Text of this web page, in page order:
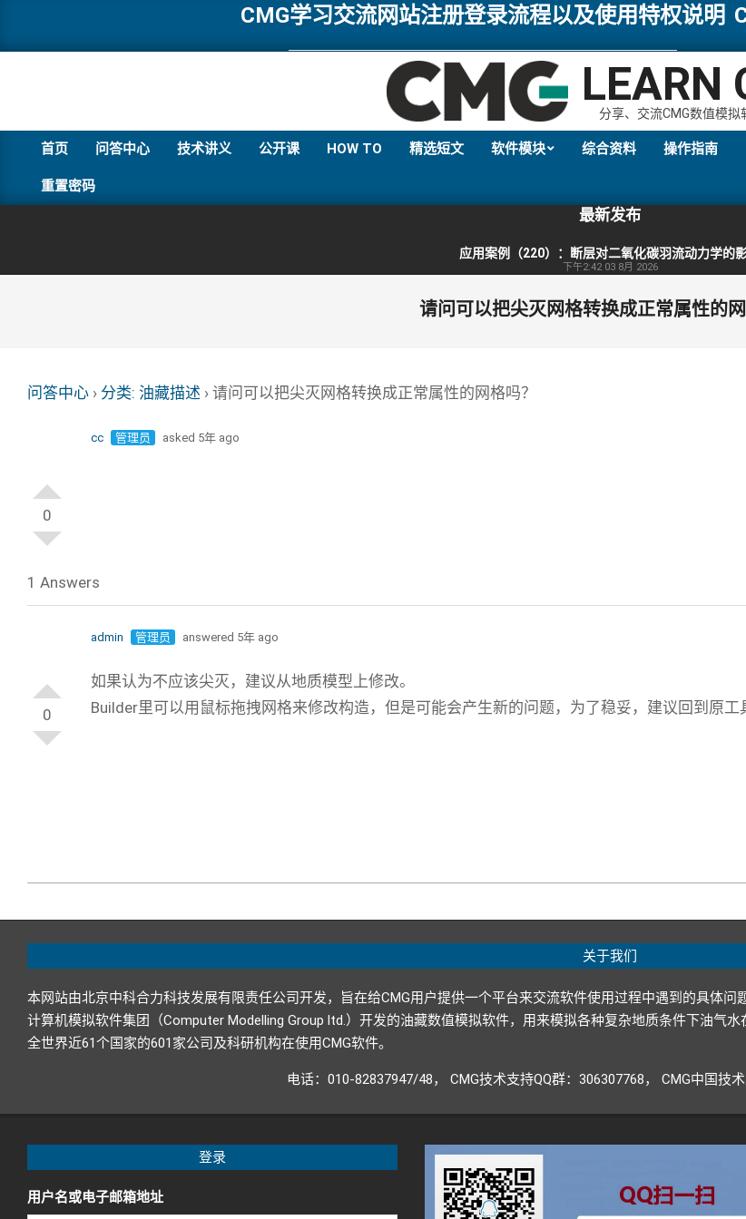
content
CMG学习交流网站注册登录流程以及使用特权说明
LEARN
分享、交流CMG数值模拟
Menu
首页 问答中心 技术讲义 公开课 HOW TO 精选短文 软件模块 综合资料 操作指南
重置密码
最新发布
应用案例（220）：断层对二氧化碳羽流动力学的
下午2:42 03 8月 2026
请问可以把尖灭网格转换成正常属性的网
问答中心 › 分类: 油藏描述 › 请问可以把尖灭网格转换成正常属性的网格吗？
0
cc 管理员 asked 5年 ago
1 Answers
0
admin 管理员 answered 5年 ago
如果认为不应该尖灭，建议从地质模型上修改。
Builder里可以用鼠标拖拽网格来修改构造，但是可能会产生新的问题，为了稳妥，建议回到原工
01-
关于我们
本网站由北京中科合力科技发展有限责任公司开发，旨在给CMG用户提供一个平台来交流软件使用过程中遇到的具体
计算机模拟软件集团（Computer Modelling Group ltd.）开发的油藏数值模拟软件，用来模拟各种复杂地质条件下油气
全世界近61个国家的601家公司及科研机构在使用CMG软件。
电话：010-82837947/48， CMG技术支持QQ群：306307768， CMG中国技
登录
用户名或电子邮箱地址